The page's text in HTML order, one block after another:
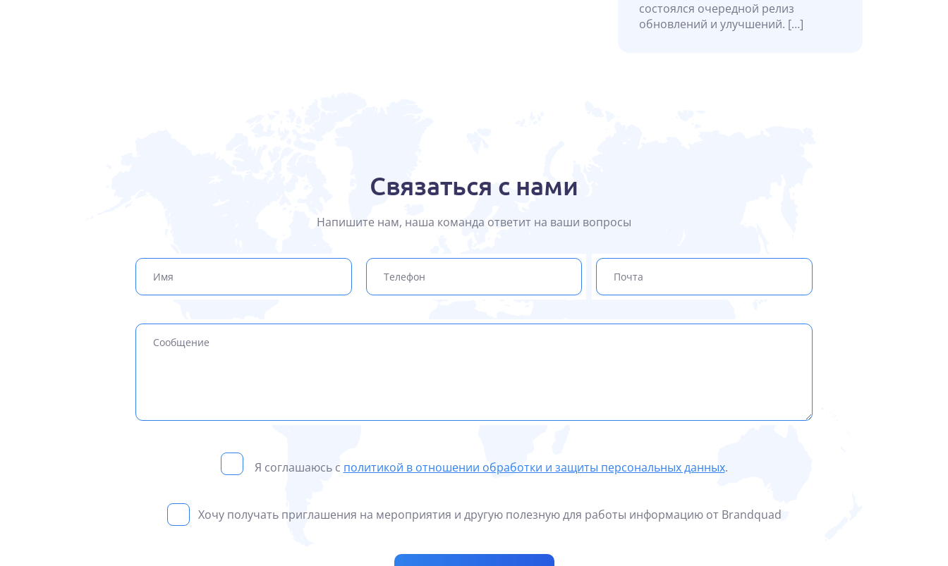
состоялся очередной релиз
обновлений и улучшений. […]
Связаться с нами
Напишите нам, наша команда ответит на ваши вопросы
Я соглашаюсь с политикой в отношении обработки и защиты персональных данных.
Хочу получать приглашения на мероприятия и другую полезную для работы информацию от Brandquad